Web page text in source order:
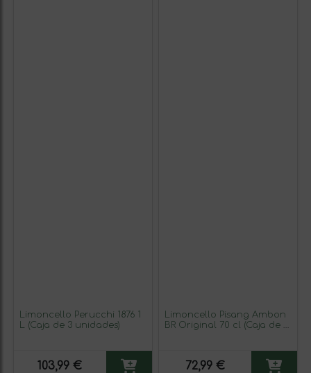
Limoncello Perucchi 1876 1
L (Caja de 3 unidades)
103,99 €
Limoncello Pisang Ambon
BR Original 70 cl (Caja de 6
72,99 €